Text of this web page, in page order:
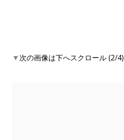
▼次の画像は下へスクロール (2/4)